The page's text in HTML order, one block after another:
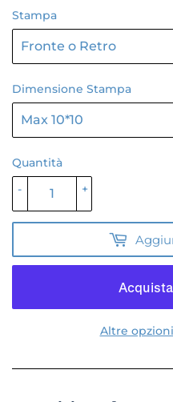
Stampa
Dimensione Stampa
Quantità
+
-
Altre